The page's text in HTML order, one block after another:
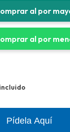
al por
al por
Pídela Aquí